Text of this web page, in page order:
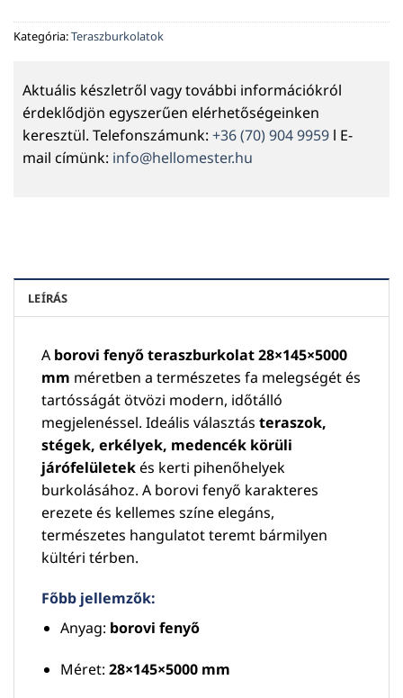
Kategória:Teraszburkolatok
Aktuális készletről vagy további információkról
érdeklődjön egyszerűen elérhetőségeinken
keresztül. Telefonszámunk: +36 (70) 904 9959 l E-
mail címünk: info@hellomester.hu
LEÍRÁS
A borovi fenyő teraszburkolat 28×145×5000
mm méretben a természetes fa melegségét és
tartósságát ötvözi modern, időtálló
megjelenéssel. Ideális választás teraszok,
stégek, erkélyek, medencék körüli
járófelületekés kerti pihenőhelyek
burkolásához. A borovi fenyő karakteres
erezete és kellemes színe elegáns,
természetes hangulatot teremt bármilyen
kültéri térben.
Főbb jellemzők:
Anyag: borovi fenyő
Méret: 28×145×5000 mm